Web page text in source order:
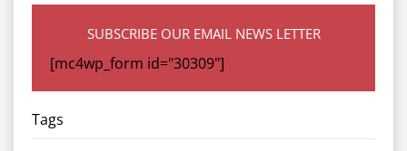
SUBSCRIBE OUR EMAIL NEWS LETTER
[mc4wp_form id="30309"]
Tags